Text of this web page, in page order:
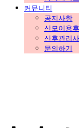
커뮤니티
공지사항
산모이용
산후관리
문의하기